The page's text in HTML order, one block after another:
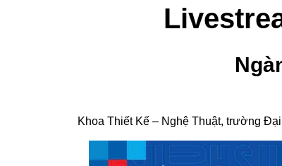
Khoa Thiết Kế – Nghệ Thuật, trường